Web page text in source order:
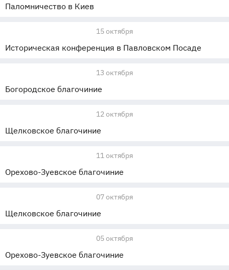
Паломничество в Киев
15 октября
Историческая конференция в Павловском Посаде
13 октября
Богородское благочиние
12 октября
Щелковское благочиние
11 октября
Орехово-Зуевское благочиние
07 октября
Щелковское благочиние
05 октября
Орехово-Зуевское благочиние